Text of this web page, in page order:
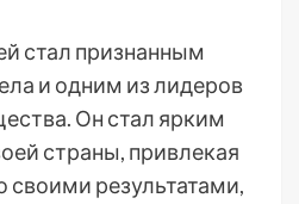
стал признанным
и одним из лидеров
Он стал ярким
страны, привлекая
своими результатами,